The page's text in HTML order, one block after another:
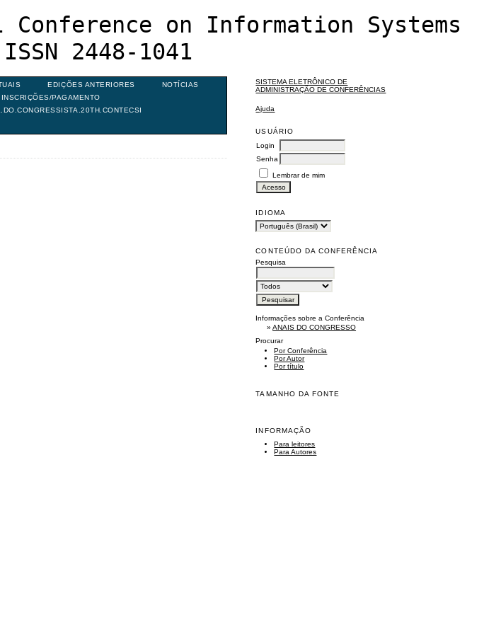
Conference on Information Systems
2448-1041
SISTEMA ELETRÔNICO DE
ADMINISTRAÇÃO DE CONFERÊNCIAS
Ajuda
USUÁRIO
Login
Senha
Lembrar de mim
IDIOMA
CONTEÚDO DA CONFERÊNCIA
Pesquisa
Informações sobre a Conferência
»ANAIS DO CONGRESSO
Procurar
Por Conferência
Por Autor
Por título
TAMANHO DA FONTE
INFORMAÇÃO
Para leitores
Para Autores
EDIÇÕES ANTERIORES
NOTÍCIAS
INSCRIÇÕES/PAGAMENTO